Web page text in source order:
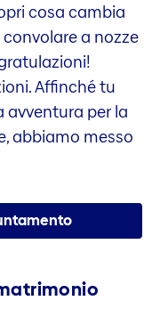
cosa cambia
a nozze
Affinché tu
per la
abbiamo messo